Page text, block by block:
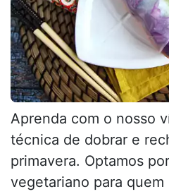
Aprenda com o nosso
técnica de dobrar e
primavera. Optamos
vegetariano para quem